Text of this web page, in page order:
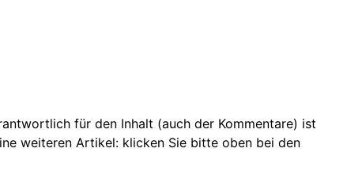
für den Inhalt (auch der Kommentare) ist
weiteren Artikel: klicken Sie bitte oben bei den